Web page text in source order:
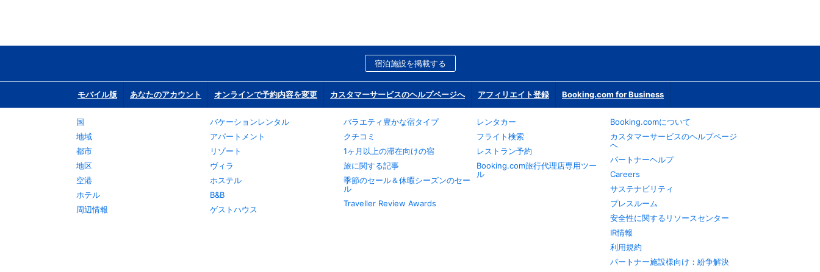
宿泊施設を掲載する
モバイル版 あなたのアカウント オンラインで予約内容を変更 カスタマーサービスのヘルプページへ アフィリエイト登録 Booking.com for Business
国
地域
都市
地区
空港
ホテル
周辺情報
バケーションレンタル
アパートメント
リゾート
ヴィラ
ホステル
B&B
ゲストハウス
バラエティ豊かな宿タイプ
クチコミ
1ヶ月以上の滞在向けの宿
旅に関する記事
季節のセール＆休暇シーズンのセー
ル
Traveller Review Awards
レンタカー
フライト検索
レストラン予約
Booking.com旅行代理店専用ツー
ル
Booking.comについて
カスタマーサービスのヘルプページ
へ
パートナーヘルプ
Careers
サステナビリティ
プレスルーム
安全性に関するリソースセンター
IR情報
利用規約
パートナー施設様向け：紛争解決